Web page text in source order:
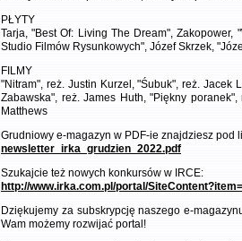
PŁYTY
Tarja, "Best Of: Living The Dream",
Studio Filmów Rysunkowych", Józef Skrzek,
FILMY
"Nitram", reż. Justin Kurzel, "Śubuk", reż. Jacek
Zabawska", reż. James Huth, "Piękny
Matthews
Grudniowy e-magazyn w PDF-ie znajdziesz pod
newsletter_irka_grudzien_2022.pdf
Szukajcie też nowych konkursów w IRCE:
http://www.irka.com.pl/portal/
Dziękujemy za subskrypcję naszego e-
Wam możemy rozwijać portal!